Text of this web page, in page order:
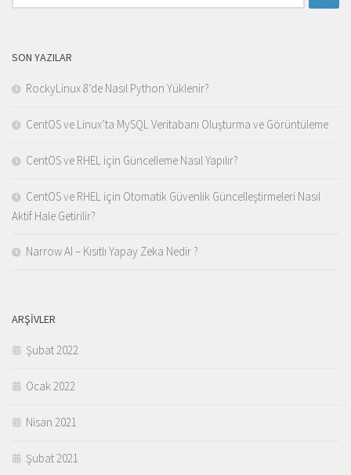
SON YAZILAR
RockyLinux 8’de Nasıl Python Yüklenir?
CentOS ve Linux’ta MySQL Veritabanı Oluşturma ve Görüntüleme
CentOS ve RHEL için Güncelleme Nasıl Yapılır?
CentOS ve RHEL için Otomatik Güvenlik Güncelleştirmeleri Nasıl
Aktif Hale Getirilir?
Narrow AI – Kısıtlı Yapay Zeka Nedir ?
ARŞIVLER
Şubat 2022
Ocak 2022
Nisan 2021
Şubat 2021